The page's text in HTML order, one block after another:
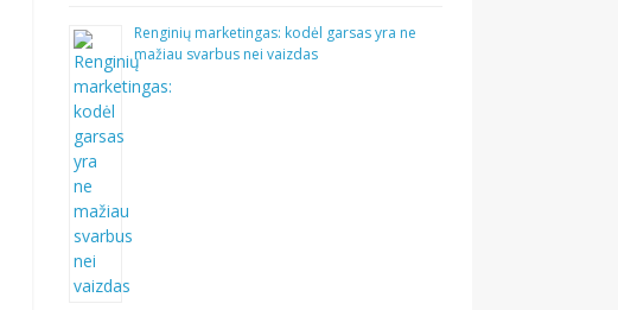
Renginių marketingas: kodėl garsas yra ne
mažiau svarbus nei vaizdas